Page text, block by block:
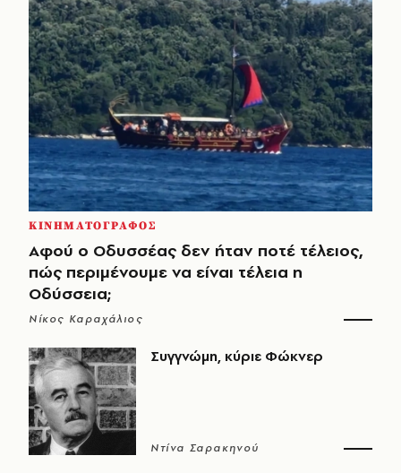
ΚΙΝΗΜΑΤΟΓΡΑΦΟΣ
Αφού ο Οδυσσέας δεν ήταν ποτέ τέλειος,
πώς περιμένουμε να είναι τέλεια η
Οδύσσεια;
Νίκος Καραχάλιος
Συγγνώμη, κύριε Φώκνερ
Ντίνα Σαρακηνού